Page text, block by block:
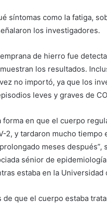
síntomas como la fatiga,
los investigadores.
de hierro fue
los resultados.
no importó, ya que los
leves y graves de
forma en que el cuerpo
2, y tardaron mucho
meses después”,
sénior de
estaba en la Universidad
de que el cuerpo estaba